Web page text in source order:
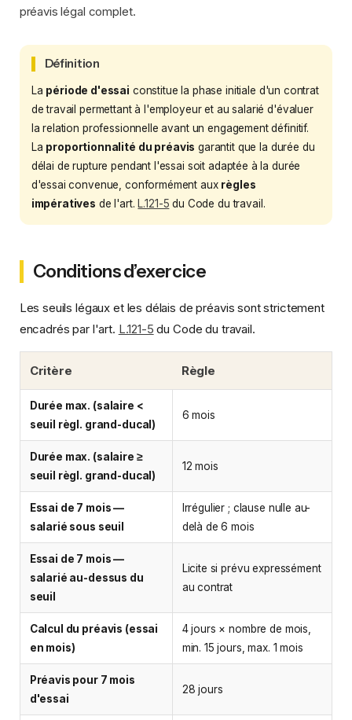
préavis légal complet.
Définition
La période d'essai constitue la phase initiale d'un contrat
de travail permettant à l'employeur et au salarié d'évaluer
la relation professionnelle avant un engagement définitif.
La proportionnalité du préavis garantit que la durée du
délai de rupture pendant l'essai soit adaptée à la durée
d'essai convenue, conformément aux règles
impératives de l'art.L.121-5 du Code du travail.
Conditions d’exercice
Les seuils légaux et les délais de préavis sont strictement
encadrés par l'art. L.121-5 du Code du travail.
Critère Règle
Durée max. (salaire <
seuil règl. grand-ducal)
6 mois
Durée max. (salaire ≥
seuil règl. grand-ducal)
12 mois
Essai de 7 mois —
salarié sous seuil
Irrégulier ; clause nulle au-
delà de 6 mois
Essai de 7 mois —
salarié au-dessus du
seuil
Licite si prévu expressément
au contrat
Calcul du préavis (essai
en mois)
4 jours × nombre de mois,
min. 15 jours, max. 1 mois
Préavis pour 7 mois
d'essai
28 jours